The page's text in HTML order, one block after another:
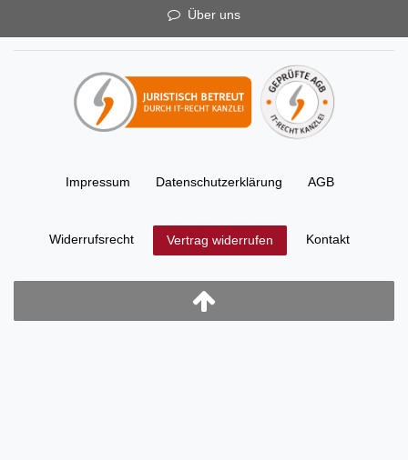
Über uns
Impressum Daten­schutz­erklärung AGB
Widerrufs­recht Vertrag widerrufen Kontakt